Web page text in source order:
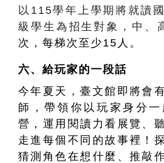
以115學年上學期將就讀
級學生為招生對象，中、
次，每梯次至少15人。
六、 給玩家的一段話
今年夏天，臺文館即將會
師，帶領你以玩家身分
營，運用閱讀力看展覽、
走進每個不同的故事裡！
猜測角色在想什麼、推敲